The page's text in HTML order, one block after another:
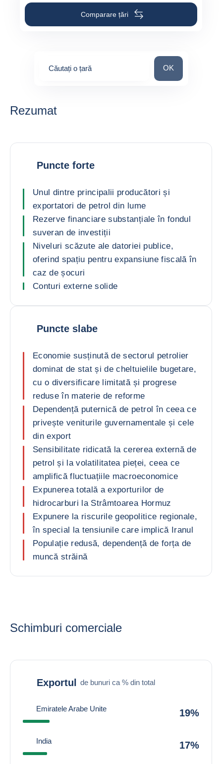
Comparare țări
Căutați o țară Căutați o țară
OK
Rezumat
Puncte forte
Unul dintre principalii producători și
exportatori de petrol din lume
Rezerve financiare substanțiale în fondul
suveran de investiții
Niveluri scăzute ale datoriei publice,
oferind spațiu pentru expansiune fiscală în
caz de șocuri
Conturi externe solide
Puncte slabe
Economie susținută de sectorul petrolier
dominat de stat și de cheltuielile bugetare,
cu o diversificare limitată și progrese
reduse în materie de reforme
Dependență puternică de petrol în ceea ce
privește veniturile guvernamentale și cele
din export
Sensibilitate ridicată la cererea externă de
petrol și la volatilitatea pieței, ceea ce
amplifică fluctuațiile macroeconomice
Expunerea totală a exporturilor de
hidrocarburi la Strâmtoarea Hormuz
Expunere la riscurile geopolitice regionale,
în special la tensiunile care implică Iranul
Populație redusă, dependență de forța de
muncă străină
Schimburi comerciale
Exportul de bunuri ca % din total
Emiratele Arabe Unite 19%
India 17%